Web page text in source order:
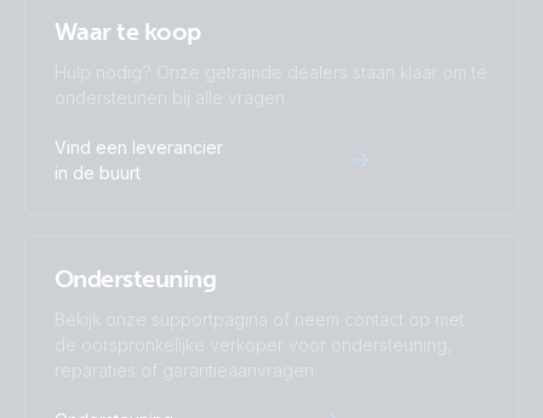
Waar te koop
Hulp nodig? Onze getrainde dealers staan klaar om te
ondersteunen bij alle vragen.
Vind een leverancier
in de buurt
Ondersteuning
Bekijk onze supportpagina of neem contact op met
de oorspronkelijke verkoper voor ondersteuning,
reparaties of garantieaanvragen.